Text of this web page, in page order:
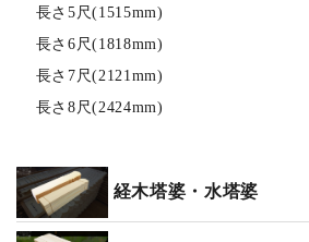
長さ5尺(1515mm)
長さ6尺(1818mm)
長さ7尺(2121mm)
長さ8尺(2424mm)
経木塔婆・水塔婆